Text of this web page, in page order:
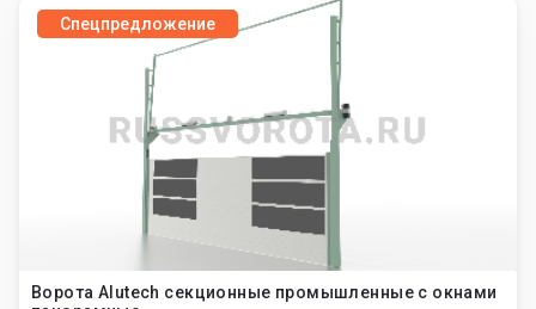
Спецпредложение
Ворота Alutech секционные промышленные с окнами